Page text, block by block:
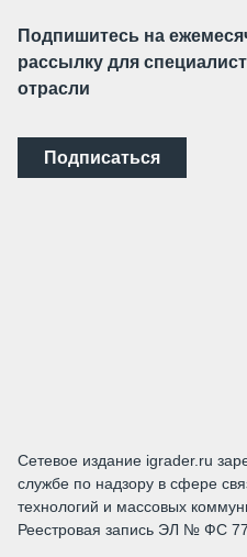
Подпишитесь на
рассылку для
отрасли
Подписаться
Сетевое издание igrader.ru
службе по надзору в сфере
технологий и массовых
Реестровая запись ЭЛ № ФС